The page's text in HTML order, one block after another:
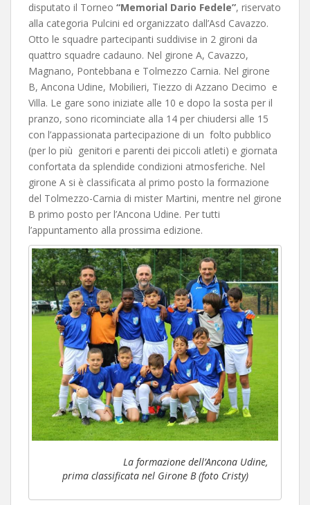
disputato il Torneo “Memorial Dario Fedele”, riservato
alla categoria Pulcini ed organizzato dall’Asd Cavazzo.
Otto le squadre partecipanti suddivise in 2 gironi da
quattro squadre cadauno. Nel girone A, Cavazzo,
Magnano, Pontebbana e Tolmezzo Carnia. Nel girone
B, Ancona Udine, Mobilieri, Tiezzo di Azzano Decimo e
Villa. Le gare sono iniziate alle 10 e dopo la sosta per il
pranzo, sono ricominciate alla 14 per chiudersi alle 15
con l’appassionata partecipazione di un folto pubblico
(per lo più genitori e parenti dei piccoli atleti) e giornata
confortata da splendide condizioni atmosferiche. Nel
girone A si è classificata al primo posto la formazione
del Tolmezzo-Carnia di mister Martini, mentre nel girone
B primo posto per l’Ancona Udine. Per tutti
l’appuntamento alla prossima edizione.
La formazione dell’Ancona Udine,
prima classificata nel Girone B (foto Cristy)